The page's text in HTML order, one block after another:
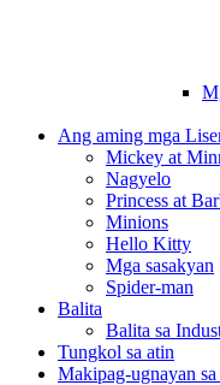
Ang aming mga
Mickey at
Nagyelo
Princess at
Minions
Hello Kitty
Mga sasakyan
Spider-man
Balita
Balita sa
Tungkol sa atin
Makipag-ugnayan sa